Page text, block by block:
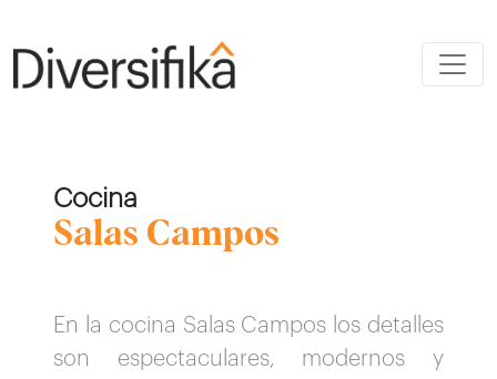
Cocina
Salas Campos
En la cocina Salas Campos los detalles
son espectaculares, modernos y